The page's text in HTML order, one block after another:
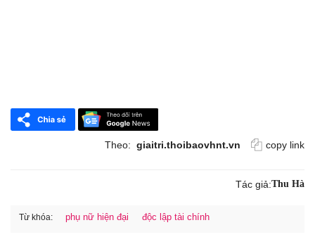
Theo: giaitri.thoibaovhnt.vn copy link
Tác giả:Thu Hà
Từ khóa: phụ nữ hiện đại độc lập tài chính